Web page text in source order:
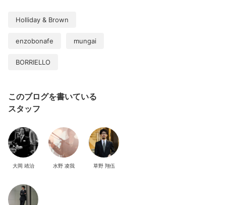
Holliday & Brown
enzobonafe mungai
BORRIELLO
このブログを書いている
スタッフ
大岡 靖治 水野 凌我 草野 翔伍